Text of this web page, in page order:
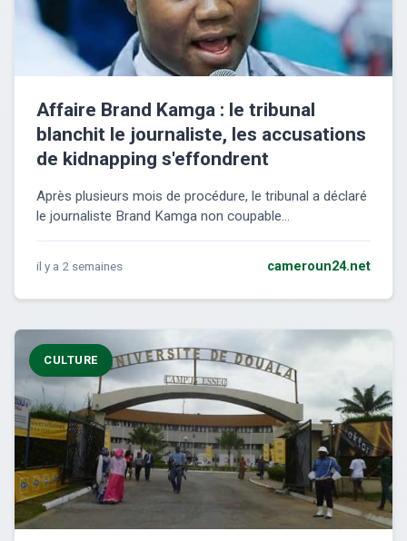
Affaire Brand Kamga : le tribunal
blanchit le journaliste, les accusations
de kidnapping s'effondrent
Après plusieurs mois de procédure, le tribunal a déclaré
le journaliste Brand Kamga non coupable...
il y a 2 semaines cameroun24.net
CULTURE